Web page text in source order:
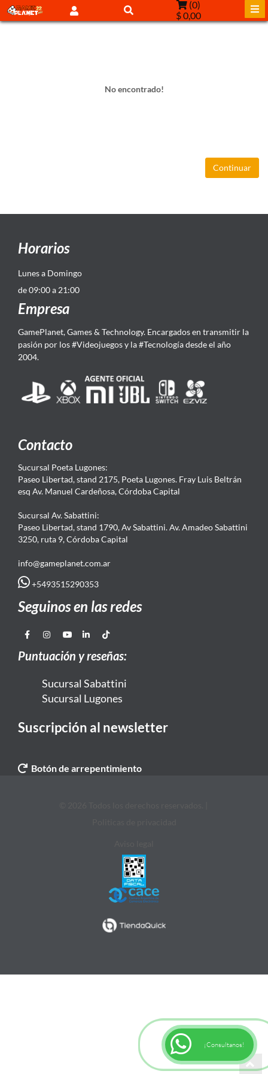
(0)
$ 0,00
No encontrado!
Continuar
Horarios
Lunes a Domingo
de 09:00 a 21:00
Empresa
GamePlanet, Games & Technology. Encargados en transmitir la
pasión por los #Videojuegos y la #Tecnología desde el año
2004.
Contacto
Sucursal Poeta Lugones:
Paseo Libertad, stand 2175, Poeta Lugones. Fray Luis Beltrán
esq Av. Manuel Cardeñosa, Córdoba Capital
Sucursal Av. Sabattini:
Paseo Libertad, stand 1790, Av Sabattini. Av. Amadeo Sabattini
3250, ruta 9, Córdoba Capital
info@gameplanet.com.ar
+5493515290353
Seguinos en las redes
Puntuación y reseñas:
Sucursal Sabattini
Sucursal Lugones
Suscripción al newsletter
Botón de arrepentimiento
¡Consultanos!